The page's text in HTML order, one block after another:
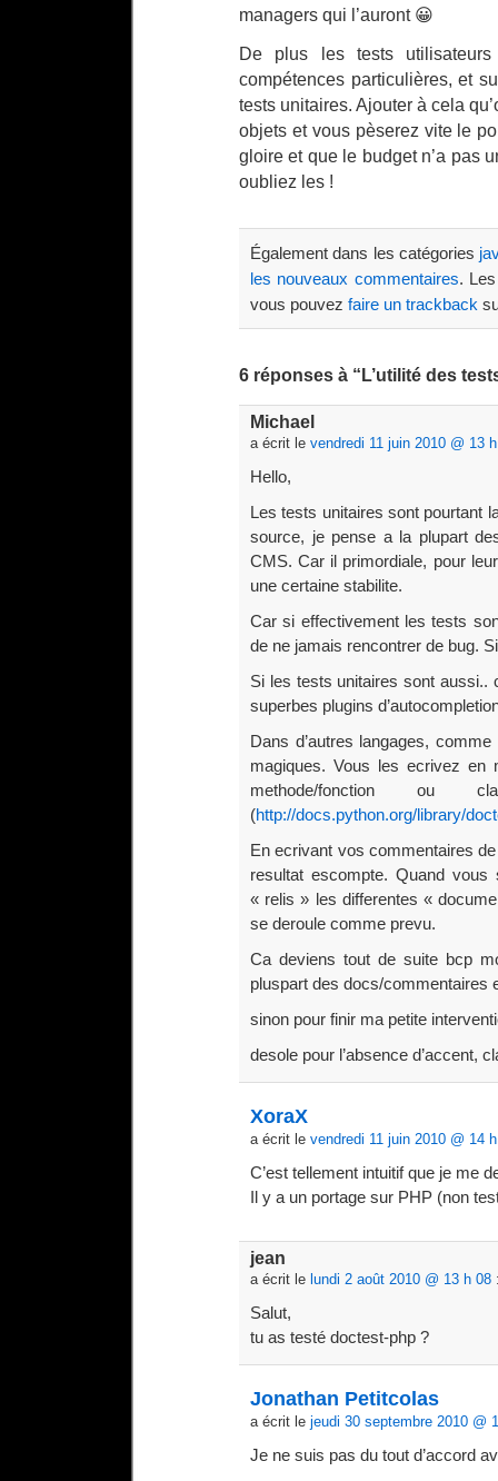
managers qui l’auront 😀
De plus les tests
compétences particulières, et
tests unitaires. Ajouter à cela
objets et vous pèserez vite le
gloire et que le budget n’a pas
oubliez les !
Également dans les catégories
les nouveaux commentaires.
vous pouvez faire un trackback
6 réponses à “L’utilité des
Michael
a écrit le vendredi 11 juin 2010 @ 13
Hello,
Les tests unitaires sont pourtant
source, je pense a la plupart
CMS. Car il primordiale, pour
une certaine stabilite.
Car si effectivement les tests
de ne jamais rencontrer de bug.
Si les tests unitaires sont aussi..
superbes plugins
Dans d’autres langages,
magiques. Vous les ecrivez en
methode/fonction
(http://docs.python.org/library/
En ecrivant vos commentaires
resultat escompte. Quand
« relis » les differentes «
se deroule comme prevu.
Ca deviens tout de suite bcp
pluspart des docs/commentaires
sinon pour finir ma petite
desole pour l’absence d’accent,
XoraX
a écrit le vendredi 11 juin 2010 @ 14
C’est tellement intuitif que je me
Il y a un portage sur PHP (non
jean
a écrit le lundi 2 août 2010 @ 13 h 08
Salut,
tu as testé doctest-php ?
Jonathan Petitcolas
a écrit le jeudi 30 septembre 2010 @
Je ne suis pas du tout d’accord